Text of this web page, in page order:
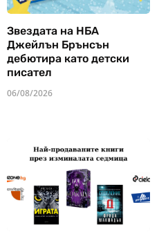
Звездата на НБА
Джейлън Брънсън
дебютира като детски
писател
06/08/2026